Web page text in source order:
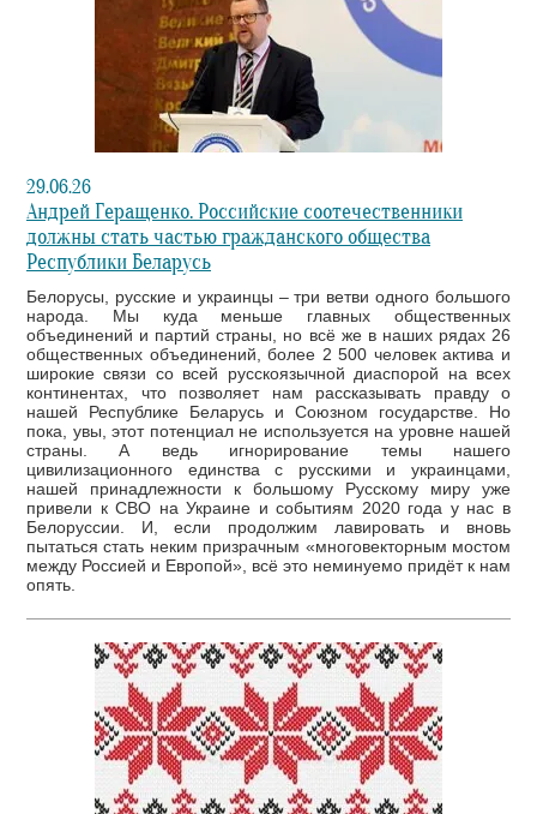
29.06.26
Андрей Геращенко. Российские соотечественники
должны стать частью гражданского общества
Республики Беларусь
Белорусы, русские и украинцы – три ветви одного большого
народа. Мы куда меньше главных общественных
объединений и партий страны, но всё же в наших рядах 26
общественных объединений, более 2 500 человек актива и
широкие связи со всей русскоязычной диаспорой на всех
континентах, что позволяет нам рассказывать правду о
нашей Республике Беларусь и Союзном государстве. Но
пока, увы, этот потенциал не используется на уровне нашей
страны. А ведь игнорирование темы нашего
цивилизационного единства с русскими и украинцами,
нашей принадлежности к большому Русскому миру уже
привели к СВО на Украине и событиям 2020 года у нас в
Белоруссии. И, если продолжим лавировать и вновь
пытаться стать неким призрачным «многовекторным мостом
между Россией и Европой», всё это неминуемо придёт к нам
опять.